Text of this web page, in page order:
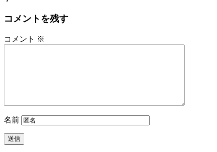
コメントを残す
コメント ※
名前